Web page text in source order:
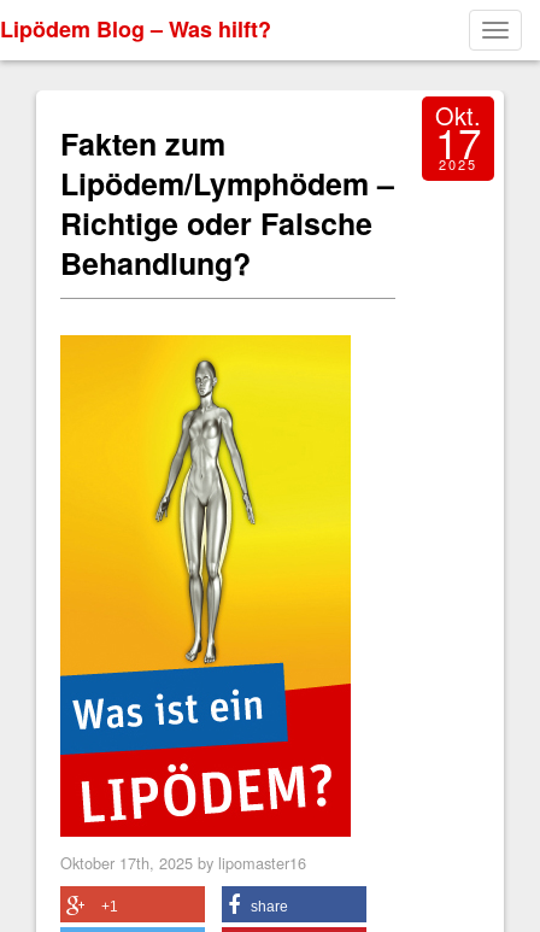
Lipödem Blog – Was hilft?
Fakten zum
Lipödem/Lymphödem –
Richtige oder Falsche
Behandlung?
Okt.
17
2025
Oktober 17th, 2025 by lipomaster16
+1 share